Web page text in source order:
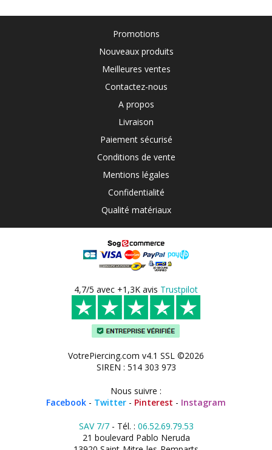
Promotions
Nouveaux produits
Meilleures ventes
Contactez-nous
A propos
Livraison
Paiement sécurisé
Conditions de vente
Mentions légales
Confidentialité
Qualité matériaux
4,7/5 avec +1,3K avis Trustpilot
VotrePiercing.com v4.1 SSL ©2026
SIREN : 514 303 973
Nous suivre :
Facebook - Twitter - Pinterest - Instagram
SAV 7/7- Tél. : 06.52.69.79.53
21 boulevard Pablo Neruda